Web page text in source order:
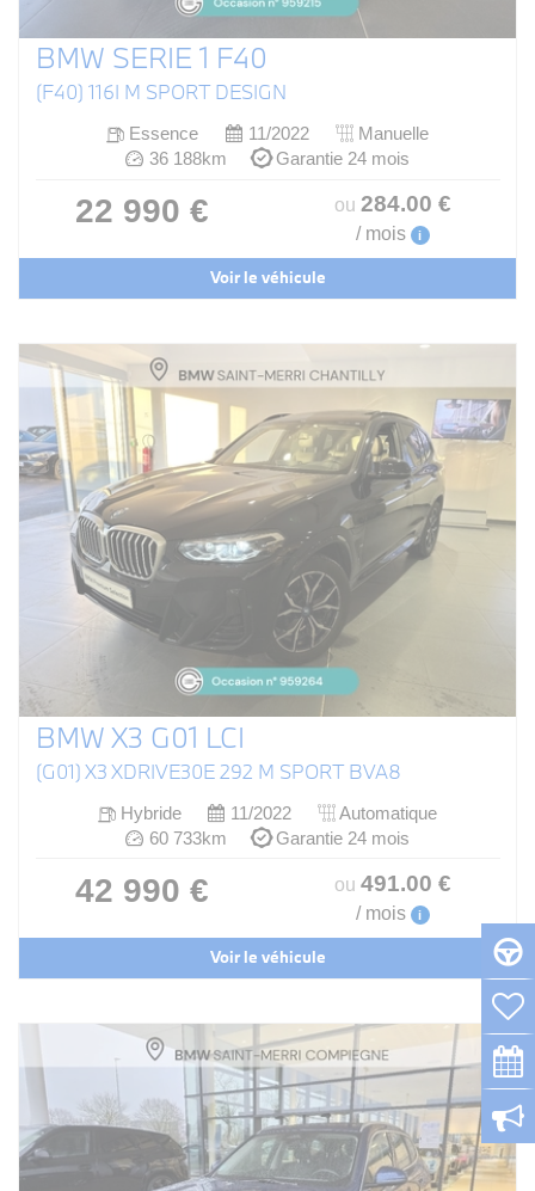
BMW SERIE 1 F40
(F40) 116I M SPORT DESIGN
Essence 11/2022
Manuelle
36 188km
Garantie 24 mois
22 990 € ou 284.00 €
/ mois i
Voir le véhicule
BMW X3 G01 LCI
(G01) X3 XDRIVE30E 292 M SPORT BVA8
Hybride 11/2022
Automatique
60 733km
Garantie 24 mois
42 990 € ou 491.00 €
/ mois i
Voir le véhicule